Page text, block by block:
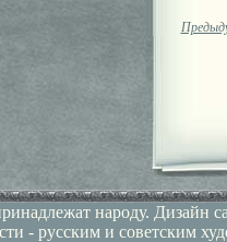
народу. Дизайн
- русским и советским